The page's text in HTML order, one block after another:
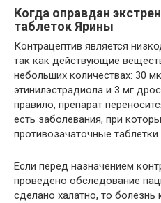
Когда оправдан
таблеток Ярины
Контрацептив является
так как действующие
небольших количествах: 30
этинилэстрадиола и 3 мг
правило, препарат
есть заболевания, при
противозачаточные таблетки
Если перед назначением
проведено обследование
сделано халатно, то